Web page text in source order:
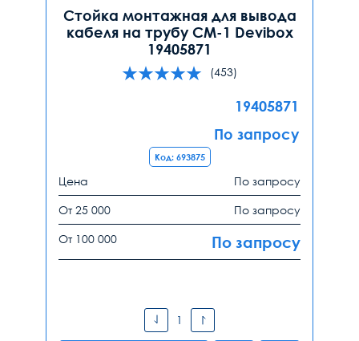
Стойка монтажная для вывода
кабеля на трубу СМ-1 Devibox
19405871
(453)
19405871
По запросу
Код: 693875
Цена По запросу
От 25 000 По запросу
От 100 000 По запросу